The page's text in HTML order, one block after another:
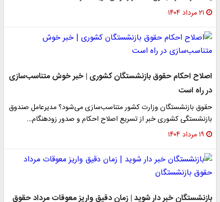
۲۱ مرداد ۱۴۰۴
اصلاح احکام حقوق بازنشستگان کشوری | خبر خوش متناسب‌سازی
در راه است
حقوق بازنشستگان وزارت کشور متناسب‌سازی می‌شود؟ مدیرعامل صندوق
بازنشستگی کشوری خبر از تسریع اصلاح احکام و صدور زودهنگام…
۱۹ مرداد ۱۴۰۴
بازنشستگان خبر دار شوید | زمان دقیق واریز معوقات مرداد حقوق